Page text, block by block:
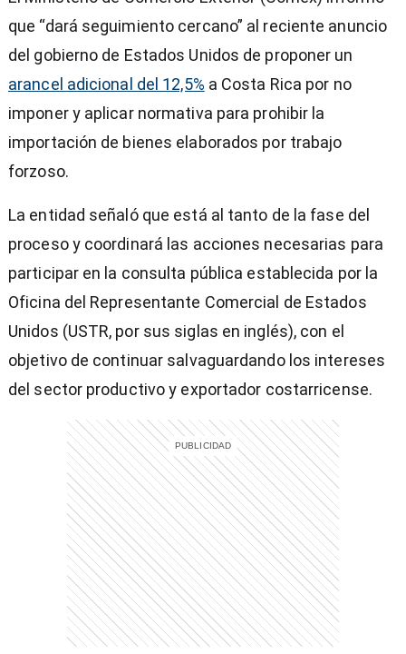
que “dará seguimiento cercano” al reciente anuncio
del gobierno de Estados Unidos de proponer un
arancel adicional del 12,5% a Costa Rica por no
imponer y aplicar normativa para prohibir la
importación de bienes elaborados por trabajo
forzoso.
La entidad señaló que está al tanto de la fase del
proceso y coordinará las acciones necesarias para
participar en la consulta pública establecida por la
Oficina del Representante Comercial de Estados
Unidos (USTR, por sus siglas en inglés), con el
objetivo de continuar salvaguardando los intereses
del sector productivo y exportador costarricense.